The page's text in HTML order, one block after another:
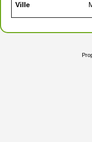
Ville